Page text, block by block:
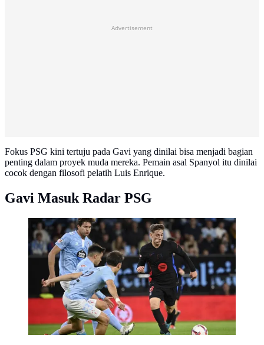
Advertisement
Fokus PSG kini tertuju pada Gavi yang dinilai bisa menjadi bagian
penting dalam proyek muda mereka. Pemain asal Spanyol itu dinilai
cocok dengan filosofi pelatih Luis Enrique.
Gavi Masuk Radar PSG
Gelandang Barcelona asal Spanyol #06, Pablo Gavi,
mengamati bola selama pertandingan liga Spanyol
antara RC Celta de Vigo dan FC Barcelona di stadion
Balaidos di Vigo, Minggu dini hari WIB (24/11/2024).
(MIGUEL RIOPA/AFP)